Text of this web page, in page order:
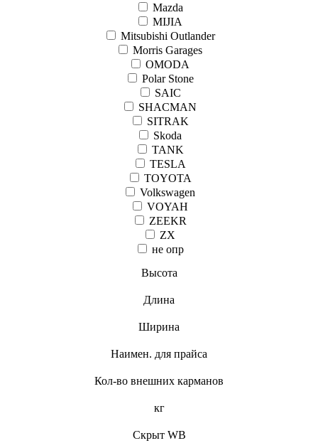
Mazda
MIJIA
Mitsubishi Outlander
Morris Garages
OMODA
Polar Stone
SAIC
SHACMAN
SITRAK
Skoda
TANK
TESLA
TOYOTA
Volkswagen
VOYAH
ZEEKR
ZX
не опр
Высота
Длина
Ширина
Наимен. для прайса
Кол-во внешних карманов
кг
Скрыт WB